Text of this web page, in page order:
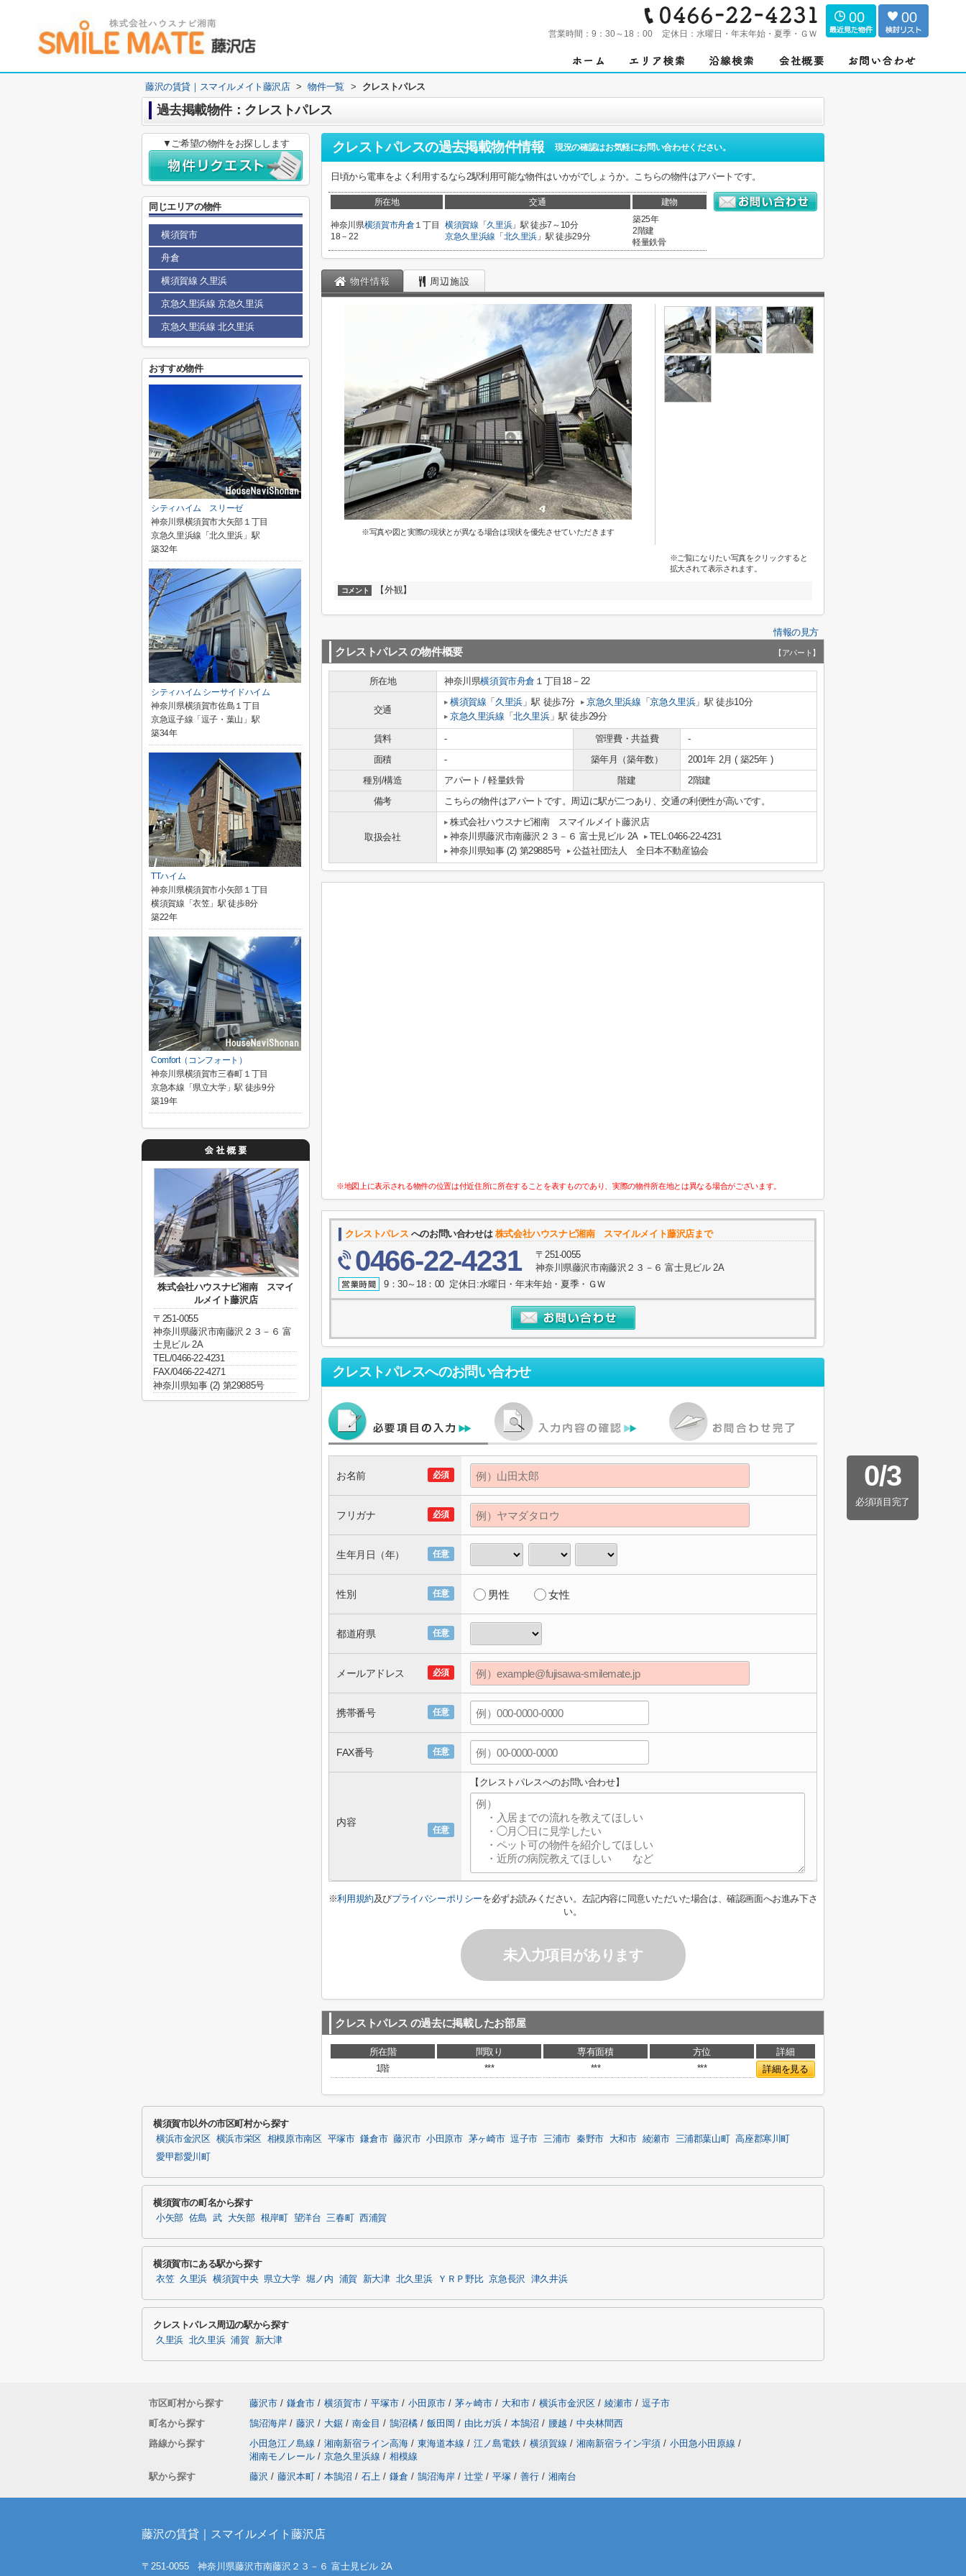
営業時間： 9：30～18：00 定休日： 水曜日・年末年始・夏季・ＧＷ
00 00
藤沢の賃貸｜スマイルメイト藤沢店 > 物件一覧 > クレストパレス
過去掲載物件：クレストパレス
クレストパレスの過去掲載物件情報 現況の確認はお気軽にお問い合わせください。
日頃から電車をよく利用するなら2駅利用可能な物件はいかがでしょうか。こちらの物件はアパートです。
所在地 交通 建物
神奈川県横須賀市舟倉１丁目
18－22
横須賀線 「 久里浜」駅 徒歩7～10分
京急久里浜線 「 北久里浜 」駅 徒歩29分
築25年
2階建
軽量鉄骨
物件情報 周辺施設
※写真や図と実際の現状とが異なる場合は現状を優先させていただきます
※ご覧になりたい写真をクリックすると
拡大されて表示されます。
コメント 【外観】
情報の見方
クレストパレス の物件概要 【アパート】
所在地 神奈川県横須賀市舟倉 １丁目18－22
交通
横須賀線 「 久里浜」駅 徒歩7分 京急久里浜線 「京急久里浜」駅 徒歩10分
京急久里浜線 「北久里浜」駅 徒歩29分
賃料 - 管理費・共益費
-
面積
- 築年月（築年数）
2001年 2月 ( 築25年 )
種別/構造
アパート / 軽量鉄骨 階建
2階建
備考
こちらの物件はアパートです。周辺に駅が二つあり、交通の利便性が高いです。
取扱会社
株式会社ハウスナビ湘南 スマイルメイト藤沢店
神奈川県藤沢市南藤沢２３－６ 富士見ビル 2A
TEL:0466-22-4231
神奈川県知事 (2) 第29885号
公益社団法人 全日本不動産協会
※地図上に表示される物件の位置は付近住所に所在することを表すものであり、実際の物件所在地とは異なる場合がございます。
クレストパレス へのお問い合わせは 株式会社ハウスナビ湘南 スマイルメイト藤沢店まで
0466-22-4231
〒251-0055
神奈川県藤沢市南藤沢２３－６ 富士見ビル 2A
9：30～18：00 定休日:水曜日・年末年始・夏季・ＧＷ
クレストパレスへのお問い合わせ
0/3
必須項目完了
必須
お名前
必須
フリガナ
任意
生年月日（年）
任意
性別 男性 女性
任意
都道府県
必須
メールアドレス
任意
携帯番号
任意
FAX番号
任意
内容
【クレストパレスへのお問い合わせ】
※利用規約及びプライバシーポリシーを必ずお読みください。左記内容に同意いただいた場合は、確認画面へお進み下さ
い。
未入力項目があります
クレストパレス の過去に掲載したお部屋
所在階 間取り 専有面積 方位
詳細
1階
*** *** *** 詳細を見る
▼ご希望の物件をお探しします
同じエリアの物件
横須賀市
舟倉
横須賀線 久里浜
京急久里浜線 京急久里浜
京急久里浜線 北久里浜
おすすめ物件
シティハイム スリーゼ
神奈川県横須賀市大矢部１丁目
京急久里浜線「北久里浜」駅
築32年
シティハイム シーサイドハイム
神奈川県横須賀市佐島１丁目
京急逗子線「逗子・葉山」駅
築34年
TTハイム
神奈川県横須賀市小矢部１丁目
横須賀線「衣笠」駅 徒歩8分
築22年
Comfort（コンフォート）
神奈川県横須賀市三春町１丁目
京急本線「県立大学」駅 徒歩9分
築19年
株式会社ハウスナビ湘南 スマイ
ルメイト藤沢店
〒251-0055
神奈川県藤沢市南藤沢２３－６ 富
士見ビル 2A
TEL/0466-22-4231
FAX/0466-22-4271
神奈川県知事 (2) 第29885号
横須賀市以外の市区町村から探す
横浜市金沢区 横浜市栄区 相模原市南区 平塚市 鎌倉市 藤沢市 小田原市 茅ヶ崎市 逗子市 三浦市 秦野市 大和市 綾瀬市 三浦郡葉山町
高座郡寒川町
愛甲郡愛川町
横須賀市の町名から探す
小矢部 佐島 武 大矢部 根岸町 望洋台 三春町 西浦賀
横須賀市にある駅から探す
衣笠 久里浜 横須賀中央 県立大学 堀ノ内 浦賀 新大津 北久里浜 ＹＲＰ野比 京急長沢 津久井浜
クレストパレス周辺の駅から探す
久里浜 北久里浜 浦賀 新大津
市区町村から探す 藤沢市 / 鎌倉市 / 横須賀市 / 平塚市 / 小田原市 / 茅ヶ崎市 / 大和市 / 横浜市金沢区 / 綾瀬市 / 逗子市
町名から探す
鵠沼海岸 / 藤沢 / 大鋸 / 南金目 / 鵠沼橘 / 飯田岡 / 由比ガ浜 / 本鵠沼 / 腰越 / 中央林間西
路線から探す
小田急江ノ島線 / 湘南新宿ライン高海 / 東海道本線 / 江ノ島電鉄 / 横須賀線 / 湘南新宿ライン宇須 / 小田急小田原線 /
湘南モノレール / 京急久里浜線 / 相模線
駅から探す
藤沢 / 藤沢本町 / 本鵠沼 / 石上 / 鎌倉 / 鵠沼海岸 / 辻堂 / 平塚 / 善行 / 湘南台
藤沢の賃貸｜スマイルメイト藤沢店
〒251-0055 神奈川県藤沢市南藤沢２３－６ 富士見ビル 2A